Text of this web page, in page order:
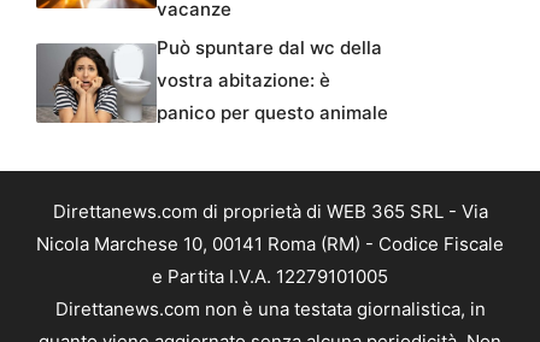
vacanze
Può spuntare dal wc della
vostra abitazione: è
panico per questo animale
Direttanews.com di proprietà di WEB 365 SRL - Via
Nicola Marchese 10, 00141 Roma (RM) - Codice Fiscale
e Partita I.V.A. 12279101005
Direttanews.com non è una testata giornalistica, in